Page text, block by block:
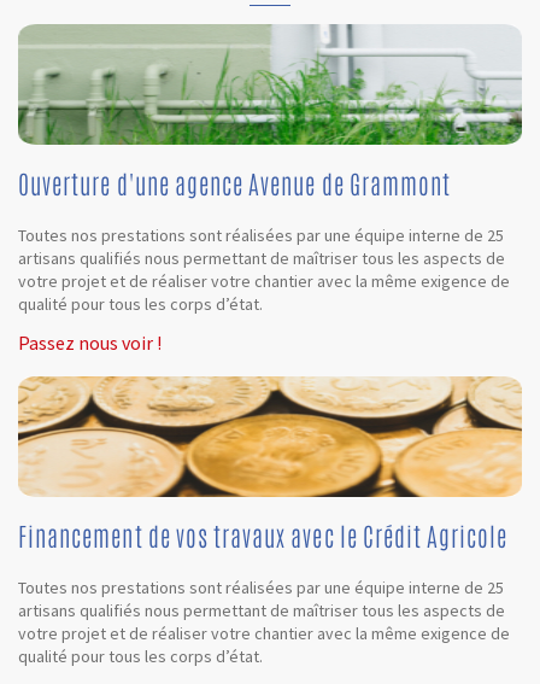
Ouverture d'une agence Avenue de Grammont
Toutes nos prestations sont réalisées par une équipe interne de 25
artisans qualifiés nous permettant de maîtriser tous les aspects de
votre projet et de réaliser votre chantier avec la même exigence de
qualité pour tous les corps d’état.
Passez nous voir !
Financement de vos travaux avec le Crédit Agricole
Toutes nos prestations sont réalisées par une équipe interne de 25
artisans qualifiés nous permettant de maîtriser tous les aspects de
votre projet et de réaliser votre chantier avec la même exigence de
qualité pour tous les corps d’état.